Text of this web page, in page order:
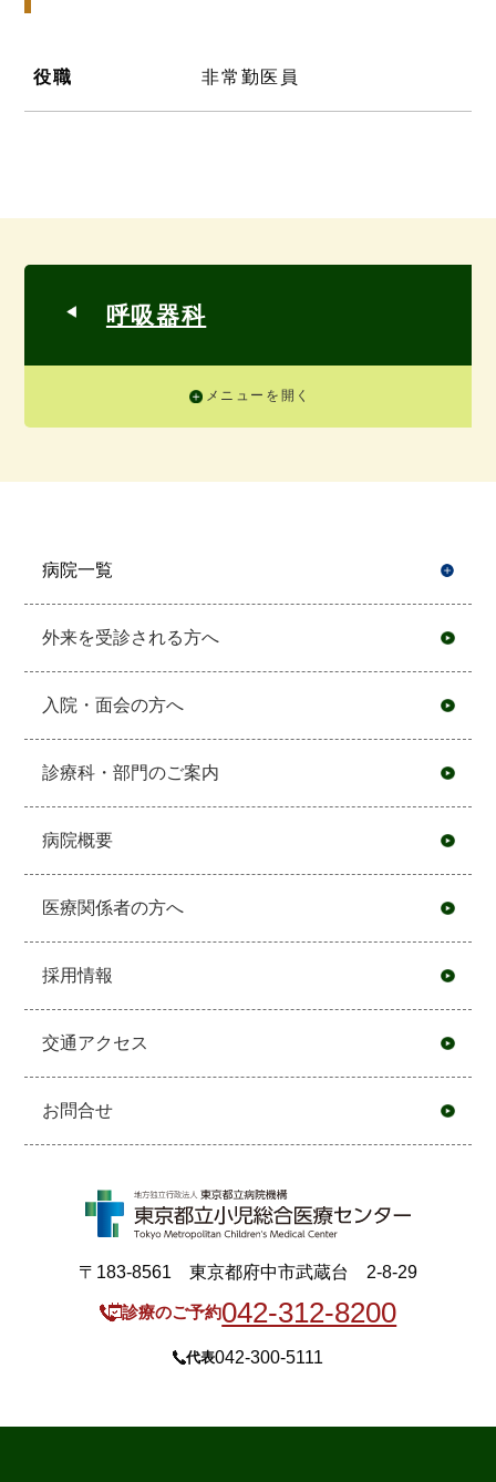
役職 非常勤医員
呼吸器科
メニューを開く
病院一覧
外来を受診される方へ
入院・面会の方へ
診療科・部門のご案内
病院概要
医療関係者の方へ
採用情報
交通アクセス
お問合せ
〒183-8561 東京都府中市武蔵台 2-8-29
診療のご予約042-312-8200
代表042-300-5111